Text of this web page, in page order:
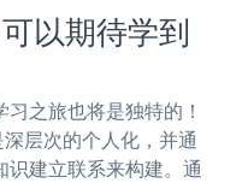
以期待学到
之旅也将是独特的！
层次的个人化，并通
建立联系来构建。通